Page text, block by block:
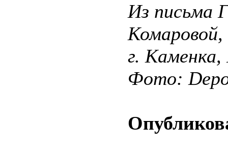
Из письма
Комаровой,
г. Каменка,
Фото: